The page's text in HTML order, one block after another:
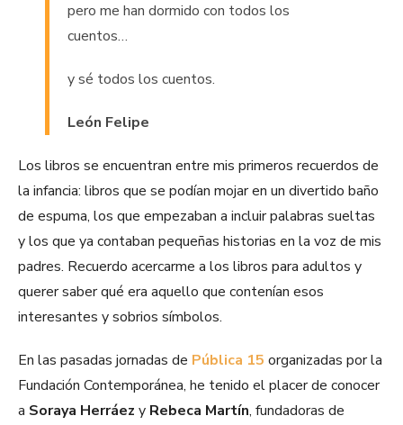
pero me han dormido con todos los
cuentos…
y sé todos los cuentos.
León Felipe
Los libros se encuentran entre mis primeros recuerdos de
la infancia: libros que se podían mojar en un divertido baño
de espuma, los que empezaban a incluir palabras sueltas
y los que ya contaban pequeñas historias en la voz de mis
padres. Recuerdo acercarme a los libros para adultos y
querer saber qué era aquello que contenían esos
interesantes y sobrios símbolos.
En las pasadas jornadas de Pública 15 organizadas por la
Fundación Contemporánea, he tenido el placer de conocer
a Soraya Herráez y Rebeca Martín, fundadoras de